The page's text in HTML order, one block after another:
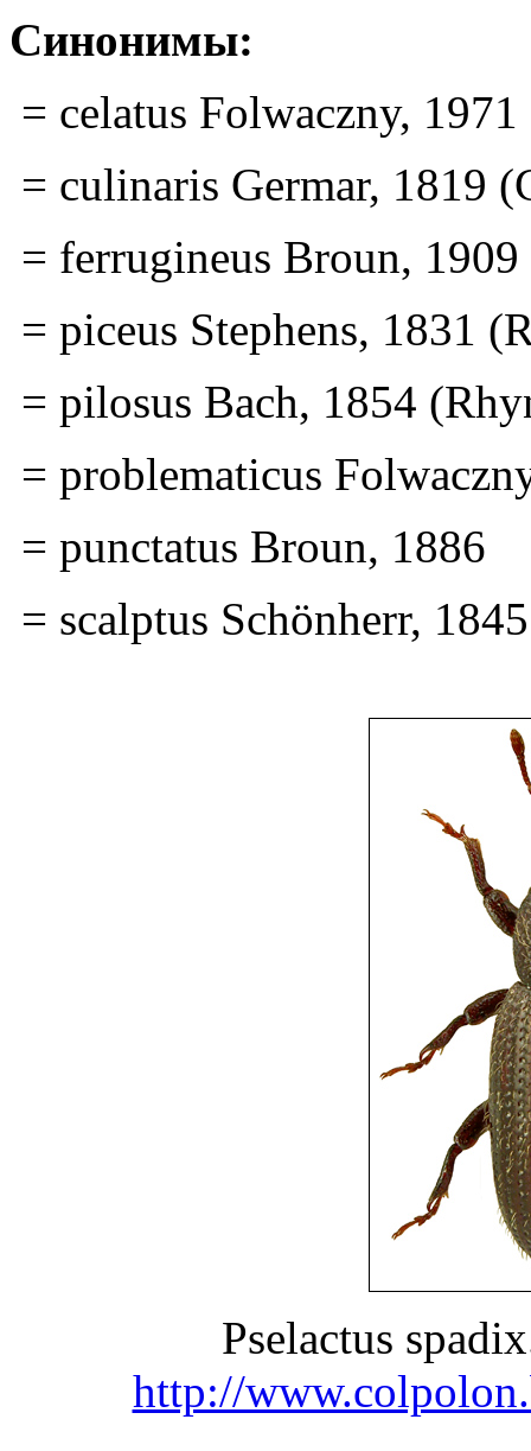
Синонимы:
= celatus Folwaczny, 1971
= culinaris Germar, 1819
= ferrugineus Broun, 1909
= piceus Stephens, 1831
= pilosus Bach, 1854
= problematicus
= punctatus Broun, 1886
= scalptus Schönherr,
Pselactus
http://